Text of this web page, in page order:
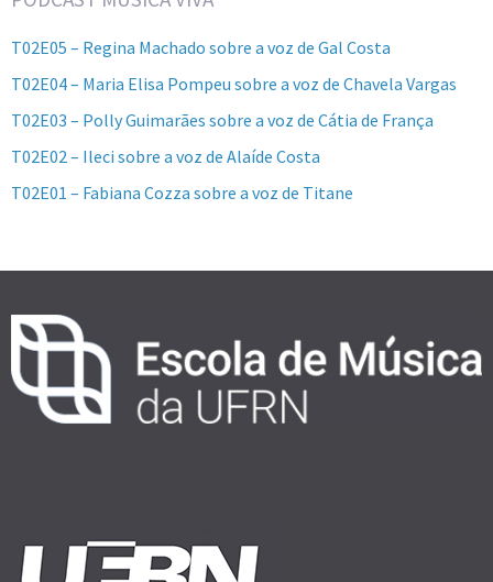
T02E05 – Regina Machado sobre a voz de Gal Costa
T02E04 – Maria Elisa Pompeu sobre a voz de Chavela Vargas
T02E03 – Polly Guimarães sobre a voz de Cátia de França
T02E02 – Ileci sobre a voz de Alaíde Costa
T02E01 – Fabiana Cozza sobre a voz de Titane